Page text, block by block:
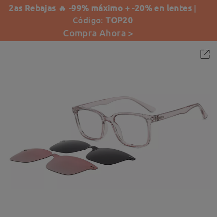
2as Rebajas 🔥 -99% máximo + -20% en lentes |
Código:TOP20
Compra Ahora >